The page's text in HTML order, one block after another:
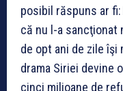
posibil răspuns ar
că nu l-a sancţionat
de opt ani de zile îşi
drama Siriei devine
cinci milioane de